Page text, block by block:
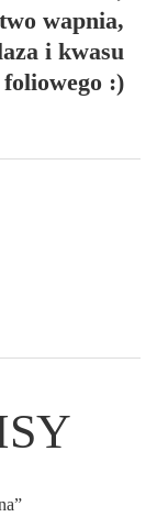
wapnia,
i kwasu
foliowego :)